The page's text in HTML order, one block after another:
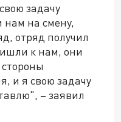
задачу
нам на смену,
отряд получил
к нам, они
и я свою задачу
– заявил